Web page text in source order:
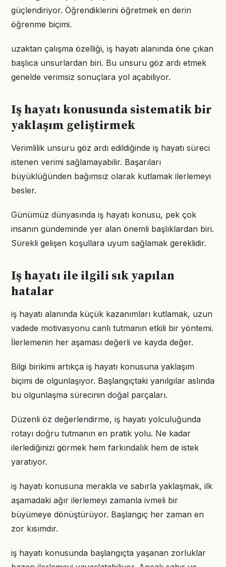
güçlendiriyor. Öğrendiklerini öğretmek en derin
öğrenme biçimi.
uzaktan çalışma özelliği, iş hayatı alanında öne çıkan
başlıca unsurlardan biri. Bu unsuru göz ardı etmek
genelde verimsiz sonuçlara yol açabiliyor.
Iş hayatı konusunda sistematik bir
yaklaşım geliştirmek
Verimlilik unsuru göz ardı edildiğinde iş hayatı süreci
istenen verimi sağlamayabilir. Başarıları
büyüklüğünden bağımsız olarak kutlamak ilerlemeyi
besler.
Günümüz dünyasında iş hayatı konusu, pek çok
insanın gündeminde yer alan önemli başlıklardan biri.
Sürekli gelişen koşullara uyum sağlamak gereklidir.
Iş hayatı ile ilgili sık yapılan
hatalar
iş hayatı alanında küçük kazanımları kutlamak, uzun
vadede motivasyonu canlı tutmanın etkili bir yöntemi.
İlerlemenin her aşaması değerli ve kayda değer.
Bilgi birikimi artıkça iş hayatı konusuna yaklaşım
biçimi de olgunlaşıyor. Başlangıçtaki yanılgılar aslında
bu olgunlaşma sürecinin doğal parçaları.
Düzenli öz değerlendirme, iş hayatı yolculuğunda
rotayı doğru tutmanın en pratik yolu. Ne kadar
ilerlediğinizi görmek hem farkındalık hem de istek
yaratıyor.
iş hayatı konusuna merakla ve sabırla yaklaşmak, ilk
aşamadaki ağır ilerlemeyi zamanla ivmeli bir
büyümeye dönüştürüyor. Başlangıç her zaman en
zor kısımdır.
iş hayatı konusunda başlangıçta yaşanan zorluklar